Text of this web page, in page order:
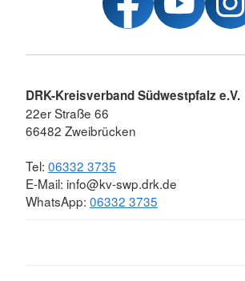
DRK-Kreisverband Südwestpfalz e.V.
22er Straße 66
66482 Zweibrücken
Tel: 06332 3735
E-Mail: info@kv-swp.drk.de
WhatsApp: 06332 3735